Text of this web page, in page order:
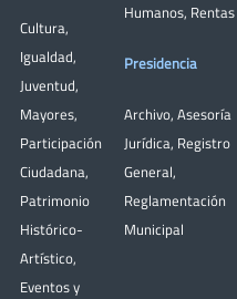
Cultura,
Igualdad,
Juventud,
Mayores,
Participación
Ciudadana,
Patrimonio
Histórico-
Artístico,
Eventos y
Humanos, Rentas
Presidencia
Archivo, Asesoría
Jurídica, Registro
General,
Reglamentación
Municipal